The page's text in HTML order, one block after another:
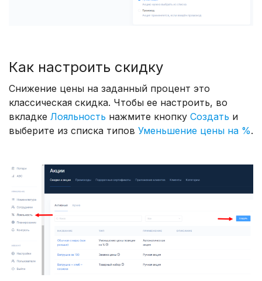
Как настроить скидку
Снижение цены на заданный процент это
классическая скидка. Чтобы ее настроить, во
вкладке Лояльность нажмите кнопку Создать и
выберите из списка типов Уменьшение цены на %.